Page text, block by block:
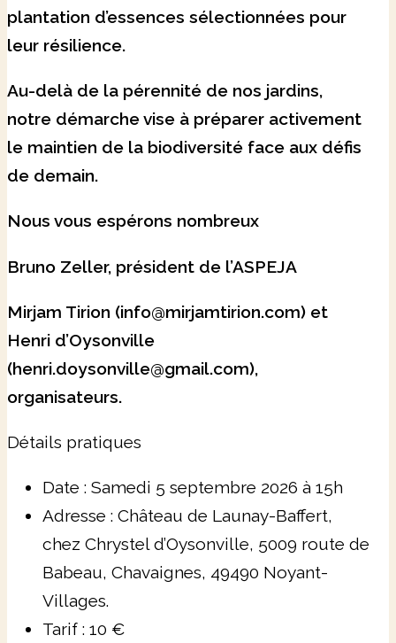
plantation d’essences sélectionnées pour
leur résilience.
Au-delà de la pérennité de nos jardins,
notre démarche vise à préparer activement
le maintien de la biodiversité face aux défis
de demain.
Nous vous espérons nombreux
Bruno Zeller, président de l’ASPEJA
Mirjam Tirion (info@mirjamtirion.com) et
Henri d’Oysonville
(henri.doysonville@gmail.com),
organisateurs.
Détails pratiques
Date : Samedi 5 septembre 2026 à 15h
Adresse : Château de Launay-Baffert,
chez Chrystel d’Oysonville, 5009 route de
Babeau, Chavaignes, 49490 Noyant-
Villages.
Tarif : 10 €